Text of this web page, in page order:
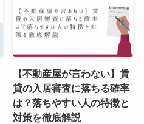
【不動産屋が言わない】賃
貸の入居審査に落ちる確率
は？落ちやすい人の特徴と
対策を徹底解説